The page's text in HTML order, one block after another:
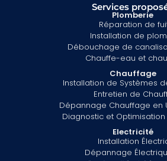
Services
Plomberie
Réparation de
Installation de
Débouchage de
Chauffe-eau et
Chauffage
Installation de Systèmes
Entretien de
Dépannage Chauffage en
Diagnostic et
Electricité
Installation
Dépannage